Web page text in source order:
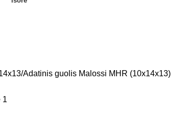
Adatinis guolis Malossi MHR (10x14x13)